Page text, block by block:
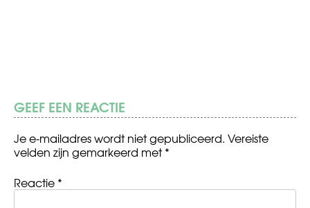
GEEF EEN REACTIE
Je e-mailadres wordt niet gepubliceerd. Vereiste
velden zijn gemarkeerd met*
Reactie *